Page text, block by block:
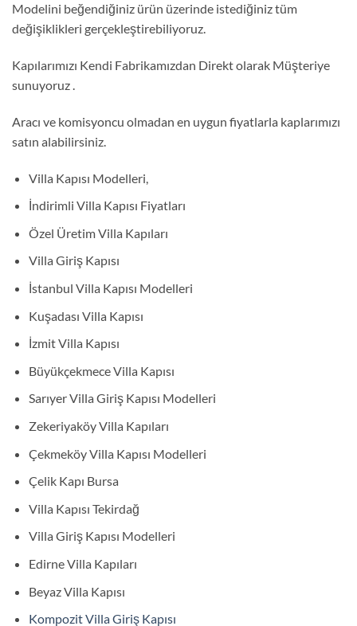
Modelini beğendiğiniz ürün üzerinde istediğiniz tüm
değişiklikleri gerçekleştirebiliyoruz.
Kapılarımızı Kendi Fabrikamızdan Direkt olarak Müşteriye
sunuyoruz .
Aracı ve komisyoncu olmadan en uygun fiyatlarla kaplarımızı
satın alabilirsiniz.
Villa Kapısı Modelleri,
İndirimli Villa Kapısı Fiyatları
Özel Üretim Villa Kapıları
Villa Giriş Kapısı
İstanbul Villa Kapısı Modelleri
Kuşadası Villa Kapısı
İzmit Villa Kapısı
Büyükçekmece Villa Kapısı
Sarıyer Villa Giriş Kapısı Modelleri
Zekeriyaköy Villa Kapıları
Çekmeköy Villa Kapısı Modelleri
Çelik Kapı Bursa
Villa Kapısı Tekirdağ
Villa Giriş Kapısı Modelleri
Edirne Villa Kapıları
Beyaz Villa Kapısı
Kompozit Villa Giriş Kapısı